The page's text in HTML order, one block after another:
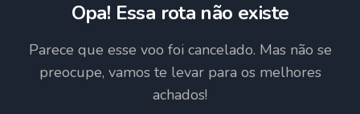
Opa! Essa rota não existe
Parece que esse voo foi cancelado. Mas não se
preocupe, vamos te levar para os melhores
achados!